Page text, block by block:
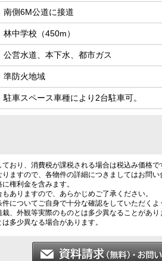
南側6M公道に接道
林中学校（450m）
公営水道、本下水、都市ガス
準防火地域
駐車スペース車種により2台駐車可。
おり、消費税が課税される場合は税込み価格で
ますので、各物件の詳細につきましてはお問い
権利金を含みます。
ありますので、あらかじめご了承ください。
についてご自身で十分な確認をしていただくよ
、外観等実際のものとは多少異なることがあり
多少異なる場合があります。